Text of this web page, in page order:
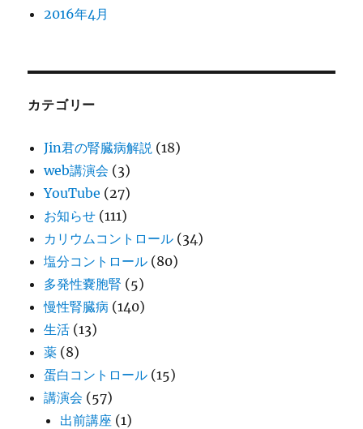
2016年4月
カテゴリー
Jin君の腎臓病解説 (18)
web講演会 (3)
YouTube (27)
お知らせ (111)
カリウムコントロール (34)
塩分コントロール (80)
多発性嚢胞腎 (5)
慢性腎臓病 (140)
生活 (13)
薬 (8)
蛋白コントロール (15)
講演会 (57)
出前講座 (1)